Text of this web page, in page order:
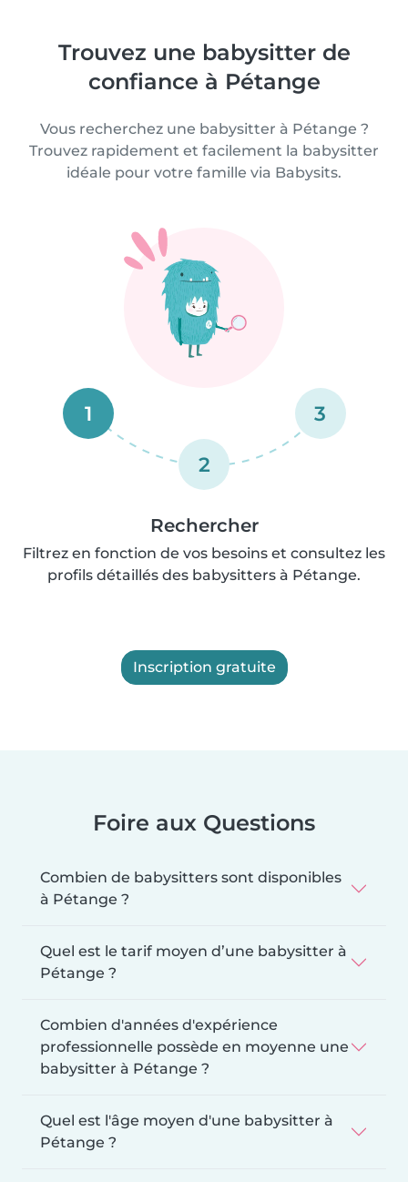
Trouvez une babysitter de
confiance à Pétange
Vous recherchez une babysitter à Pétange ?
Trouvez rapidement et facilement la babysitter
idéale pour votre famille via Babysits.
1
2
3
Rechercher
Filtrez en fonction de vos besoins et consultez les
profils détaillés des babysitters à Pétange.
Inscription gratuite
Foire aux Questions
Combien de babysitters sont disponibles
à Pétange ?
Quel est le tarif moyen d’une babysitter à
Pétange ?
Combien d'années d'expérience
professionnelle possède en moyenne une
babysitter à Pétange ?
Quel est l'âge moyen d'une babysitter à
Pétange ?